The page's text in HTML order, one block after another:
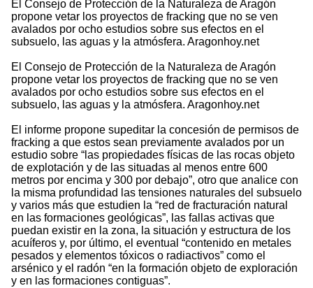
El Consejo de Protección de la Naturaleza de Aragón
propone vetar los proyectos de fracking que no se ven
avalados por ocho estudios sobre sus efectos en el
subsuelo, las aguas y la atmósfera. Aragonhoy.net
El Consejo de Protección de la Naturaleza de Aragón
propone vetar los proyectos de fracking que no se ven
avalados por ocho estudios sobre sus efectos en el
subsuelo, las aguas y la atmósfera. Aragonhoy.net
El informe propone supeditar la concesión de permisos de
fracking a que estos sean previamente avalados por un
estudio sobre “las propiedades físicas de las rocas objeto
de explotación y de las situadas al menos entre 600
metros por encima y 300 por debajo”, otro que analice con
la misma profundidad las tensiones naturales del subsuelo
y varios más que estudien la “red de fracturación natural
en las formaciones geológicas”, las fallas activas que
puedan existir en la zona, la situación y estructura de los
acuíferos y, por último, el eventual “contenido en metales
pesados y elementos tóxicos o radiactivos” como el
arsénico y el radón “en la formación objeto de exploración
y en las formaciones contiguas”.